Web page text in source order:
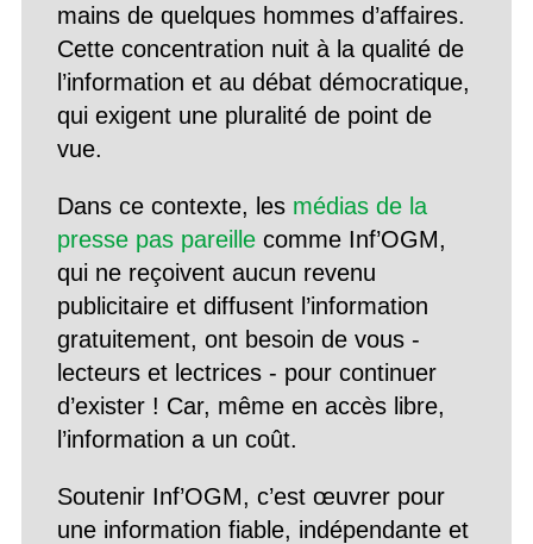
mains de quelques hommes d’affaires.
Cette concentration nuit à la qualité de
l’information et au débat démocratique,
qui exigent une pluralité de point de
vue.
Dans ce contexte, les médias de la
presse pas pareillecomme Inf’OGM,
qui ne reçoivent aucun revenu
publicitaire et diffusent l’information
gratuitement, ont besoin de vous -
lecteurs et lectrices - pour continuer
d’exister ! Car, même en accès libre,
l’information a un coût.
Soutenir Inf’OGM, c’est œuvrer pour
une information fiable, indépendante et